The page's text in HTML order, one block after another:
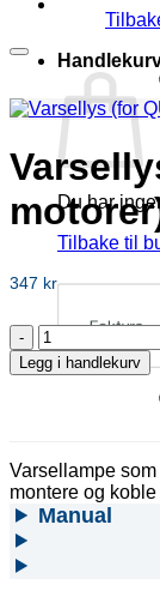
Du har
Tilbake til
347 kr
Varsellys
(for
QUIKO-
Legg i handlekurv
Varsellampe
montere og koble
Manual